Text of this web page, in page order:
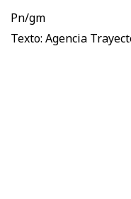
Pn/gm
Texto: Agencia